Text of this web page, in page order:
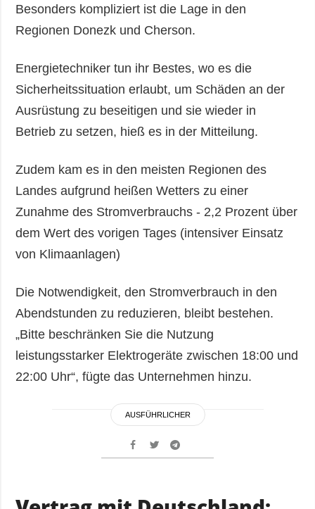
Besonders kompliziert ist die Lage in den
Regionen Donezk und Cherson.
Energietechniker tun ihr Bestes, wo es die
Sicherheitssituation erlaubt, um Schäden an der
Ausrüstung zu beseitigen und sie wieder in
Betrieb zu setzen, hieß es in der Mitteilung.
Zudem kam es in den meisten Regionen des
Landes aufgrund heißen Wetters zu einer
Zunahme des Stromverbrauchs - 2,2 Prozent über
dem Wert des vorigen Tages (intensiver Einsatz
von Klimaanlagen)
Die Notwendigkeit, den Stromverbrauch in den
Abendstunden zu reduzieren, bleibt bestehen.
„Bitte beschränken Sie die Nutzung
leistungsstarker Elektrogeräte zwischen 18:00 und
22:00 Uhr“, fügte das Unternehmen hinzu.
AUSFÜHRLICHER